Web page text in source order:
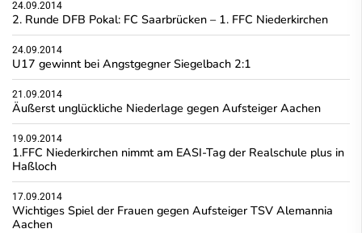
24.09.2014
2. Runde DFB Pokal: FC Saarbrücken – 1. FFC Niederkirchen
24.09.2014
U17 gewinnt bei Angstgegner Siegelbach 2:1
21.09.2014
Äußerst unglückliche Niederlage gegen Aufsteiger Aachen
19.09.2014
1.FFC Niederkirchen nimmt am EASI-Tag der Realschule plus in
Haßloch
17.09.2014
Wichtiges Spiel der Frauen gegen Aufsteiger TSV Alemannia
Aachen